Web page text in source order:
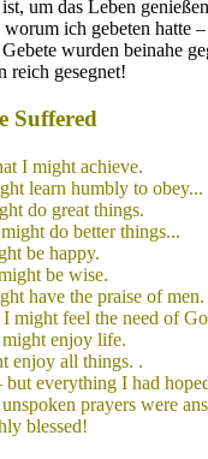
um das Leben
ich gebeten hatte
wurden beinahe
reich gesegnet!
Suffered
I might achieve.
learn humbly to obey...
do great things.
do better things...
be happy.
be wise.
have the praise of men.
might feel the need of
enjoy life.
enjoy all things. .
everything I had
prayers were
blessed!